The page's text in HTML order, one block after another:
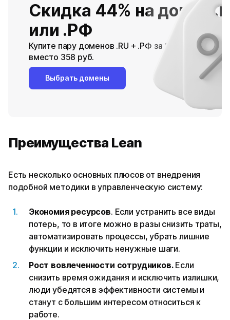
Скидка 44% на домен
или .РФ
Купите пару доменов .RU + .РФ за 278 руб.
вместо 358 руб.
Выбрать домены
Преимущества Lean
Есть несколько основных плюсов от внедрения
подобной методики в управленческую систему:
Экономия ресурсов. Если устранить все виды
потерь, то в итоге можно в разы снизить траты,
автоматизировать процессы, убрать лишние
функции и исключить ненужные шаги.
Рост вовлеченности сотрудников.Если
снизить время ожидания и исключить излишки,
люди убедятся в эффективности системы и
станут с большим интересом относиться к
работе.